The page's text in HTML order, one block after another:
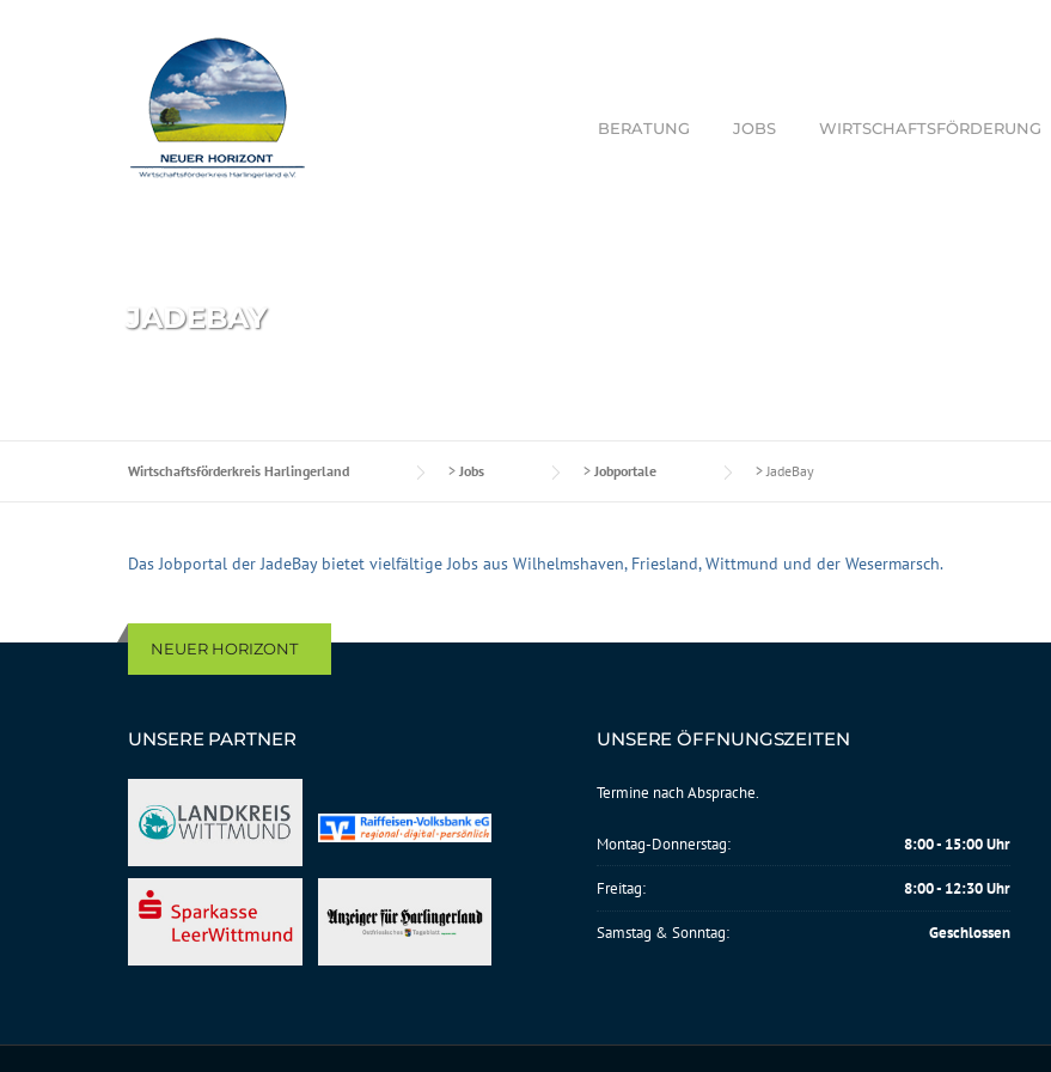
BERATUNG JOBS WIRTSCHAFTSFÖRDERUNG
JADEBAY
Wirtschaftsförderkreis Harlingerland > Jobs > Jobportale >JadeBay
Das Jobportal der JadeBay bietet vielfältige Jobs aus Wilhelmshaven, Friesland, Wittmund und der Wesermarsch.
NEUER HORIZONT
UNSERE PARTNER UNSERE ÖFFNUNGSZEITEN
Termine nach Absprache.
Montag-Donnerstag: 8:00 - 15:00 Uhr
Freitag: 8:00 - 12:30 Uhr
Samstag & Sonntag: Geschlossen